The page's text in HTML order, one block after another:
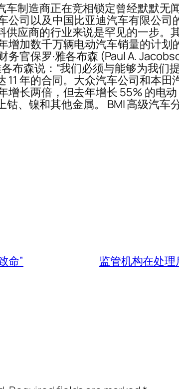
制造商正在竞相锁定曾经默默无
公司以及中国比亚迪汽车有限公
应商的行业来说是罕见的一步
增加数千万辆电动汽车销量的计
官保罗·雅各布森 (Paul A.
布森说：“我们必须与能够为我们
11 年的合同。大众汽车公司和本
增长两倍，但去年增长 55% 的电
、镍和其他金属。 BMI 高级汽
命” 监管机构在处